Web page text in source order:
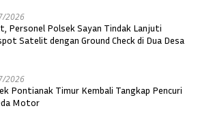
2026
Personel Polsek Sayan Tindak Lanjuti
Satelit dengan Ground Check di Dua Desa
2026
Pontianak Timur Kembali Tangkap Pencuri
Motor